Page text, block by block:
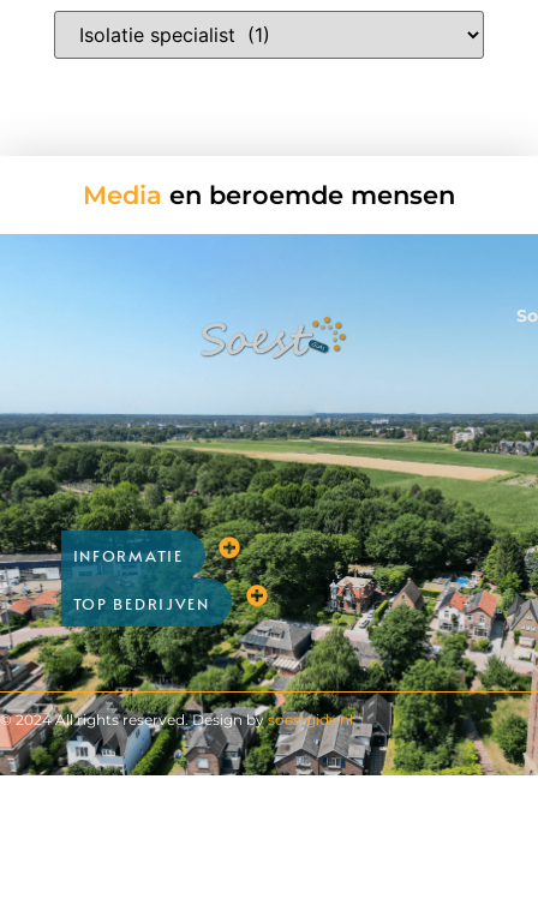
Media en beroemde mensen
INFORMATIE
TOP BEDRIJVEN
© 2024 All rights reserved. Design bysoestgids.nl